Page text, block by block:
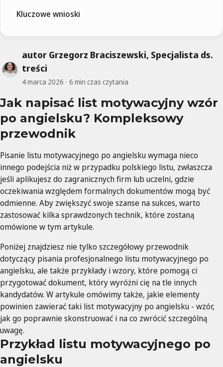
autor Grzegorz Braciszewski, Specjalista ds.
treści
4 marca 2026 6 min czas czytania
Jak napisać list motywacyjny wzór
po angielsku? Kompleksowy
przewodnik
Pisanie listu motywacyjnego po angielsku wymaga nieco
innego podejścia niż w przypadku polskiego listu, zwłaszcza
jeśli aplikujesz do zagranicznych firm lub uczelni, gdzie
oczekiwania względem formalnych dokumentów mogą być
odmienne. Aby zwiększyć swoje szanse na sukces, warto
zastosować kilka sprawdzonych technik, które zostaną
omówione w tym artykule.
Poniżej znajdziesz nie tylko szczegółowy przewodnik
dotyczący pisania profesjonalnego listu motywacyjnego po
angielsku, ale także przykłady i wzory, które pomogą ci
przygotować dokument, który wyróżni cię na tle innych
kandydatów. W artykule omówimy także, jakie elementy
powinien zawierać taki list motywacyjny po angielsku - wzór,
jak go poprawnie skonstruować i na co zwrócić szczególną
uwagę.
Przykład listu motywacyjnego po
angielsku
Kluczowe wnioski